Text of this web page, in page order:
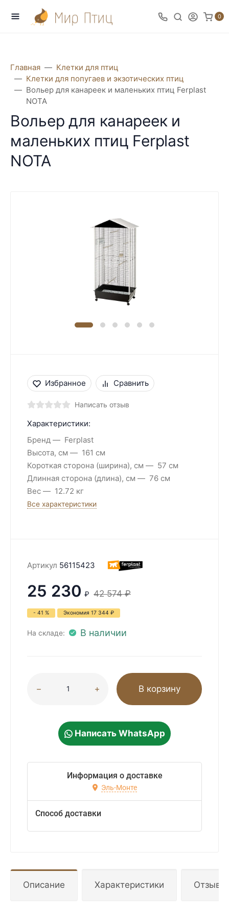
0
Главная
Клетки для птиц
Клетки для попугаев и экзотических птиц
Вольер для канареек и маленьких птиц Ferplast
NOTA
Вольер для канареек и
маленьких птиц Ferplast
NOTA
Избранное Сравнить
Написать отзыв
Характеристики:
Бренд
Ferplast
Высота, см
161 см
Короткая сторона (ширина), см
57 см
Длинная сторона (длина), см
76 см
Вес
12.72 кг
Все характеристики
Артикул 56115423
25 230 ₽ 42 574 ₽
- 41 % Экономия 17 344 ₽
На складе: В наличии
В корзину
Написать WhatsApp
Информация о доставке
Эль-Монте
Способ доставки
Описание Характеристики